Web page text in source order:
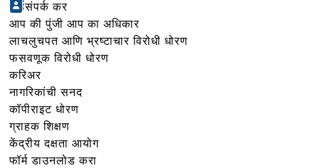
संपर्क कर
आप की पुंजी आप का अधिकार
लाचलुचपत आणि भ्रष्टाचार विरोधी धोरण
फसवणूक विरोधी धोरण
करिअर
नागरिकांची सनद
कॉपीराइट धोरण
ग्राहक शिक्षण
केंद्रीय दक्षता आयोग
फॉर्म डाउनलोड करा